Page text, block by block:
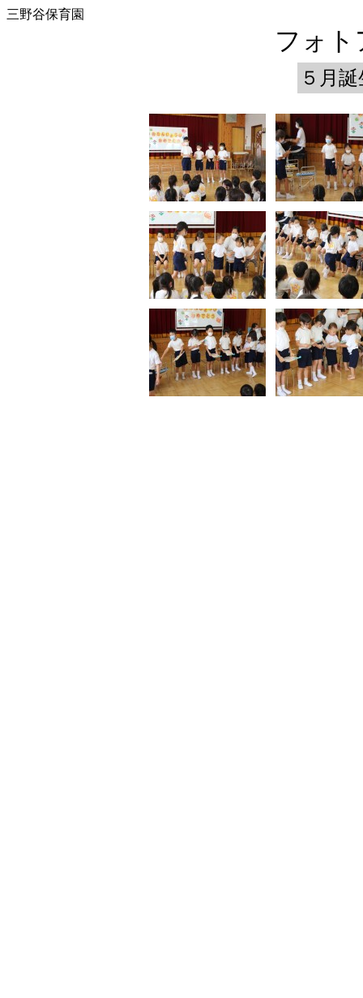
三野谷保育園
フォト
５月